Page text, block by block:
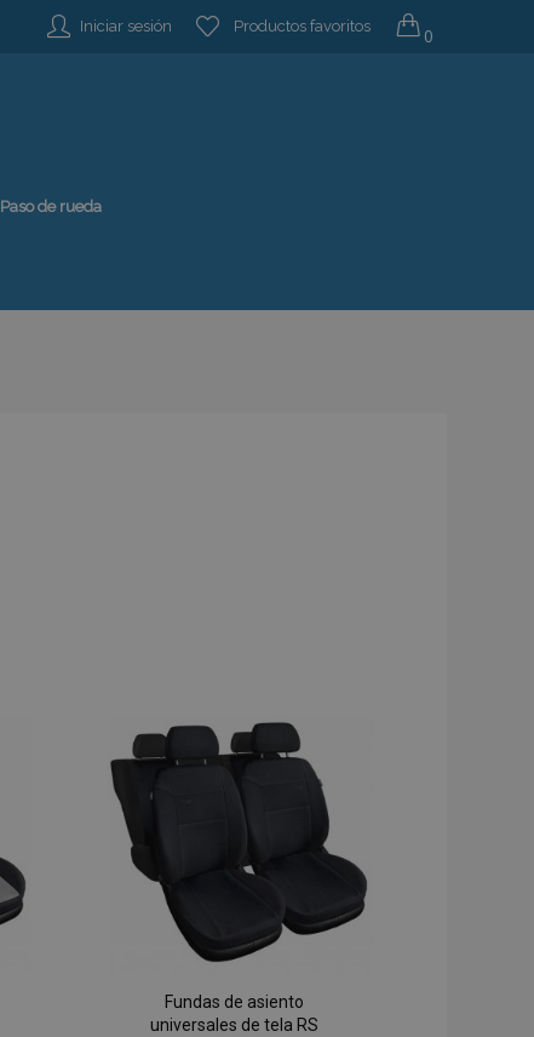
Iniciar sesión Productos favoritos 0
Paso de rueda
Fundas de asiento
universales de tela RS